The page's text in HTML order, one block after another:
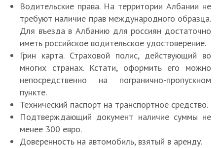
Водительские права. На территории Албании не
требуют наличие прав международного образца.
Для въезда в Албанию для россиян достаточно
иметь российское водительское удостоверение.
Грин карта. Страховой полис, действующий во
многих странах. Кстати, оформить его можно
непосредственно на погранично-пропускном
пункте.
Технический паспорт на транспортное средство.
Подтверждающий документ наличие суммы не
менее 300 евро.
Доверенность на автомобиль, взятый в аренду.